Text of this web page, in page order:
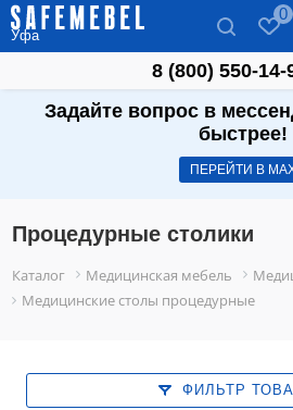
Уфа
0
8 (800) 550-14-
Задайте вопрос в
быстрее!
ПЕРЕЙТИ В
Процедурные столики
Каталог Медицинская мебель
Медицинские столы процедурные
ФИЛЬТР